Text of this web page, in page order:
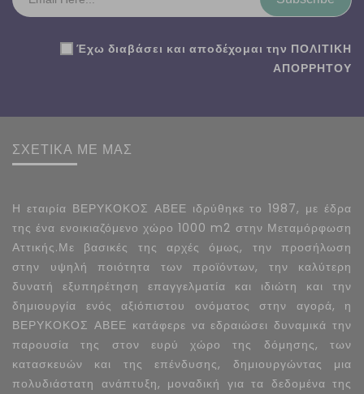
Έχω διαβάσει και αποδέχομαι την ΠΟΛΙΤΙΚΗ
ΑΠΟΡΡΗΤΟΥ
ΣΧΕΤΙΚΑ ΜΕ ΜΑΣ
Η εταιρία ΒΕΡΥΚΟΚΟΣ ΑΒΕΕ ιδρύθηκε το 1987, με έδρα
της ένα ενοικιαζόμενο χώρο 1000 m2 στην Μεταμόρφωση
Αττικής.Με βασικές της αρχές όμως, την προσήλωση
στην υψηλή ποιότητα των προϊόντων, την καλύτερη
δυνατή εξυπηρέτηση επαγγελματία και ιδιώτη και την
δημιουργία ενός αξιόπιστου ονόματος στην αγορά, η
ΒΕΡΥΚΟΚΟΣ ΑΒΕΕ κατάφερε να εδραιώσει δυναμικά την
παρουσία της στον ευρύ χώρο της δόμησης, των
κατασκευών και της επένδυσης, δημιουργώντας μια
πολυδιάστατη ανάπτυξη, μοναδική για τα δεδομένα της